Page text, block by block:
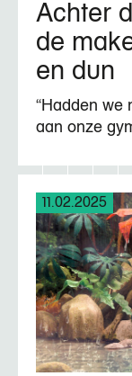
Achter
de
en dun
“Hadden we
aan onze
11.02.2025